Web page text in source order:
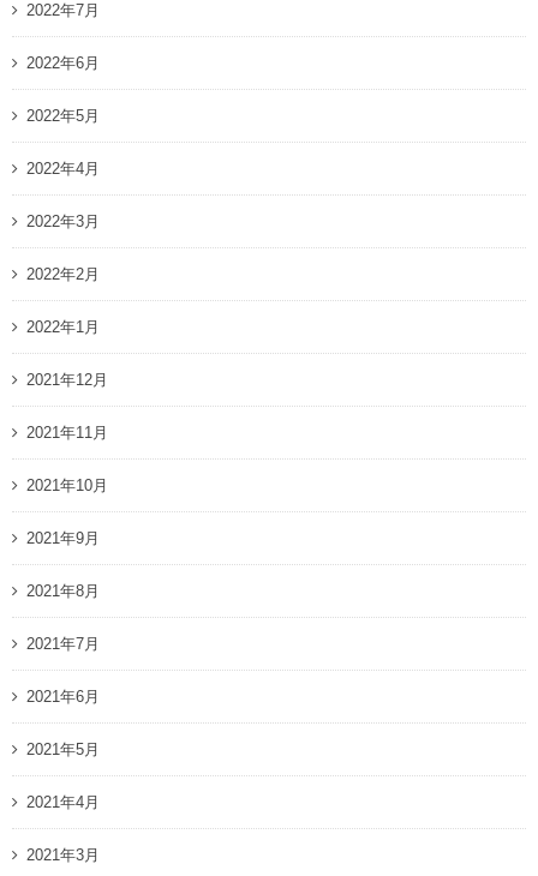
2022年7月
2022年6月
2022年5月
2022年4月
2022年3月
2022年2月
2022年1月
2021年12月
2021年11月
2021年10月
2021年9月
2021年8月
2021年7月
2021年6月
2021年5月
2021年4月
2021年3月